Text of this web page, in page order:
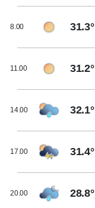
8.00 31.3°
11.00 31.2°
14.00 32.1°
17.00 31.4°
20.00 28.8°